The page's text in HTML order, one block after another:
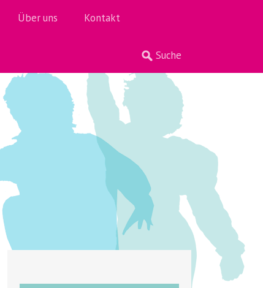
Über uns Kontakt